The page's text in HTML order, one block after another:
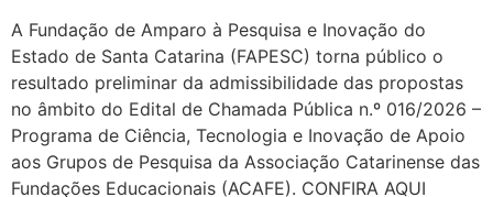
A Fundação de Amparo à Pesquisa e Inovação do
Estado de Santa Catarina (FAPESC) torna público o
resultado preliminar da admissibilidade das propostas
no âmbito do Edital de Chamada Pública n.º 016/2026 –
Programa de Ciência, Tecnologia e Inovação de Apoio
aos Grupos de Pesquisa da Associação Catarinense das
Fundações Educacionais (ACAFE). CONFIRA AQUI